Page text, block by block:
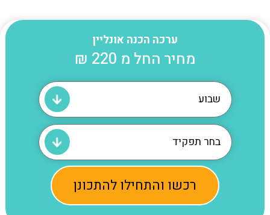
ערכה הכנה אונליין
מחיר החל מ 220 ₪
רכשו והתחילו להתכונן